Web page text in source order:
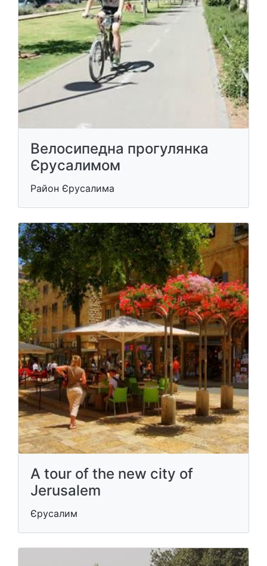
Велосипедна прогулянка
Єрусалимом
Район Єрусалима
A tour of the new city of
Jerusalem
Єрусалим